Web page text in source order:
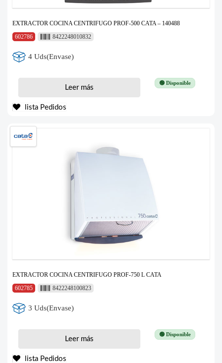
EXTRACTOR COCINA CENTRIFUGO PROF-500 CATA – 140488
602786
8422248010832
4 Uds(Envase)
🟢 Disponible
Leer más
lista Pedidos
EXTRACTOR COCINA CENTRIFUGO PROF-750 L CATA
602785
8422248100823
3 Uds(Envase)
🟢 Disponible
Leer más
lista Pedidos